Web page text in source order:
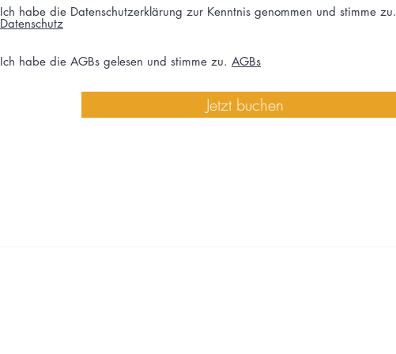
Ich habe die Datenschutzerklärung zur Kenntnis genommen und stimme zu.
Datenschutz
Ich habe die AGBs gelesen und stimme zu. AGBs
Jetzt buchen